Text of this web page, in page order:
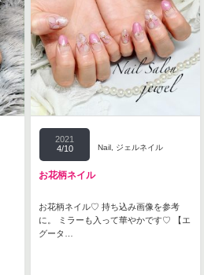
2021
4/10
Nail ジェルネイル
お花柄ネイル
お花柄ネイル♡ 持ち込み画像を参考
に。 ミラーも入って華やかです♡ 【エ
グータ…